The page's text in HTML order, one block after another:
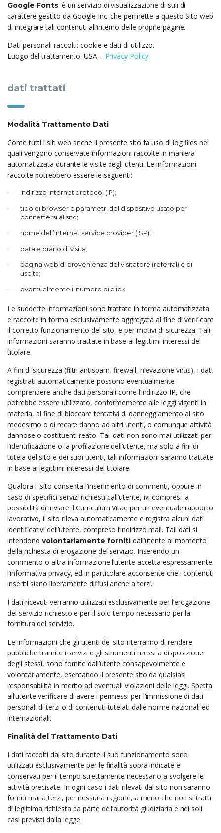
Google Fonts: è un servizio di visualizzazione di stili di
carattere gestito da Google Inc. che permette a questo Sito web
di integrare tali contenuti all’interno delle proprie pagine.
Dati personali raccolti: cookie e dati di utilizzo.
Luogo del trattamento: USA – Privacy Policy
dati trattati
Modalità Trattamento Dati
Come tutti i siti web anche il presente sito fa uso di log files nei
quali vengono conservate informazioni raccolte in maniera
automatizzata durante le visite degli utenti. Le informazioni
raccolte potrebbero essere le seguenti:
indirizzo internet protocol (IP);
tipo di browser e parametri del dispositivo usato per
connettersi al sito;
nome dell’internet service provider (ISP);
data e orario di visita;
pagina web di provenienza del visitatore (referral) e di
uscita;
eventualmente il numero di click.
Le suddette informazioni sono trattate in forma automatizzata
e raccolte in forma esclusivamente aggregata al fine di verificare
il corretto funzionamento del sito, e per motivi di sicurezza. Tali
informazioni saranno trattate in base ai legittimi interessi del
titolare.
A fini di sicurezza (filtri antispam, firewall, rilevazione virus), i dati
registrati automaticamente possono eventualmente
comprendere anche dati personali come l’indirizzo IP, che
potrebbe essere utilizzato, conformemente alle leggi vigenti in
materia, al fine di bloccare tentativi di danneggiamento al sito
medesimo o di recare danno ad altri utenti, o comunque attività
dannose o costituenti reato. Tali dati non sono mai utilizzati per
l’identificazione o la profilazione dell’utente, ma solo a fini di
tutela del sito e dei suoi utenti, tali informazioni saranno trattate
in base ai legittimi interessi del titolare.
Qualora il sito consenta l’inserimento di commenti, oppure in
caso di specifici servizi richiesti dall’utente, ivi compresi la
possibilità di inviare il Curriculum Vitae per un eventuale rapporto
lavorativo, il sito rileva automaticamente e registra alcuni dati
identificativi dell’utente, compreso l’indirizzo mail. Tali dati si
intendono volontariamente forniti dall’utente al momento
della richiesta di erogazione del servizio. Inserendo un
commento o altra informazione l’utente accetta espressamente
l’informativa privacy, ed in particolare acconsente che i contenuti
inseriti siano liberamente diffusi anche a terzi.
I dati ricevuti verranno utilizzati esclusivamente per l’erogazione
del servizio richiesto e per il solo tempo necessario per la
fornitura del servizio.
Le informazioni che gli utenti del sito riterranno di rendere
pubbliche tramite i servizi e gli strumenti messi a disposizione
degli stessi, sono fornite dall’utente consapevolmente e
volontariamente, esentando il presente sito da qualsiasi
responsabilità in merito ad eventuali violazioni delle leggi. Spetta
all’utente verificare di avere i permessi per l’immissione di dati
personali di terzi o di contenuti tutelati dalle norme nazionali ed
internazionali.
Finalità del Trattamento Dati
I dati raccolti dal sito durante il suo funzionamento sono
utilizzati esclusivamente per le finalità sopra indicate e
conservati per il tempo strettamente necessario a svolgere le
attività precisate. In ogni caso i dati rilevati dal sito non saranno
forniti mai a terzi, per nessuna ragione, a meno che non si tratti
di legittima richiesta da parte dell’autorità giudiziaria e nei soli
casi previsti dalla legge.